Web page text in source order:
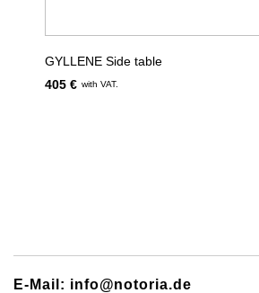
GYLLENE Side table
405 € with VAT.
E-Mail: info@notoria.de